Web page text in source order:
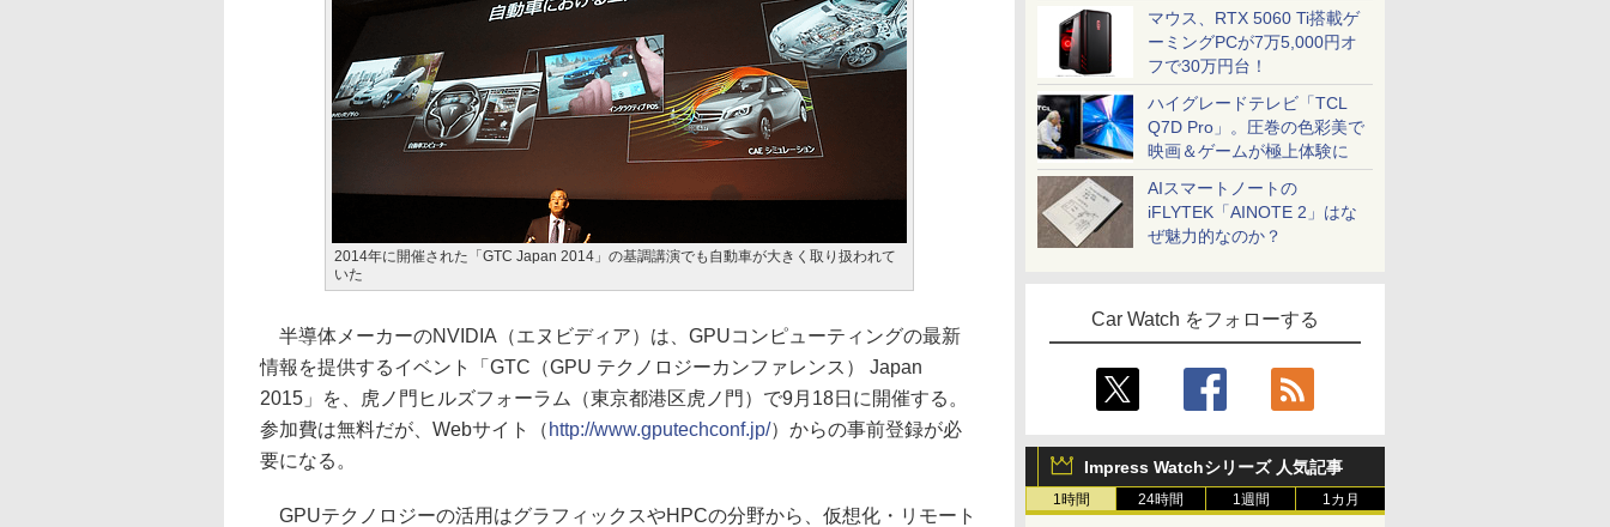
マウス、RTX 5060 Ti搭載ゲ
ーミングPCが7万5,000円オ
フで30万円台！
ハイグレードテレビ「TCL
Q7D Pro」。圧巻の色彩美で
映画＆ゲームが極上体験に
AIスマートノートの
iFLYTEK「AINOTE 2」はな
ぜ魅力的なのか？
Car Watch をフォローする
Impress Watchシリーズ 人気記事
1時間 24時間 1週間 1カ月
2014年に開催された「GTC Japan 2014」の基調講演でも自動車が大きく取り扱われて
いた
半導体メーカーのNVIDIA（エヌビディア）は、GPUコンピューティングの最新
情報を提供するイベント「GTC（GPU テクノロジーカンファレンス） Japan
2015」を、虎ノ門ヒルズフォーラム（東京都港区虎ノ門）で9月18日に開催する。
参加費は無料だが、Webサイト（ http://www.gputechconf.jp/）からの事前登録が必
要になる。
GPUテクノロジーの活用はグラフィックスやHPCの分野から、仮想化・リモート